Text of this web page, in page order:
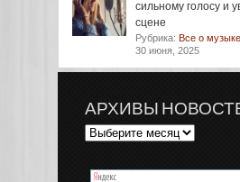
сильному голосу и
сцене
Рубрика: Все о музыке
30 июня, 2025
АРХИВЫ